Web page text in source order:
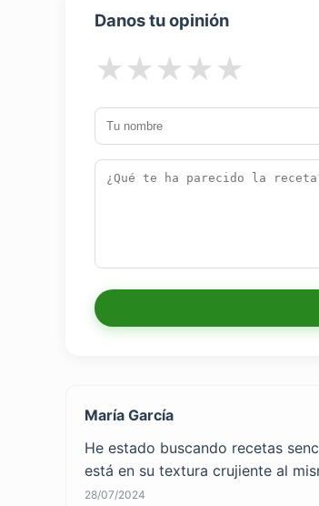
Danos tu opinión
★
★
★
★
★
María García
He estado buscando recetas
está en su textura crujiente al
28/07/2024